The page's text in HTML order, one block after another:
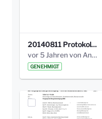
20140811 Protokoll Park am Gesundheitsamt 02.pdf
vor 5 Jahren von Anni Schlumberger
GENEHMIGT